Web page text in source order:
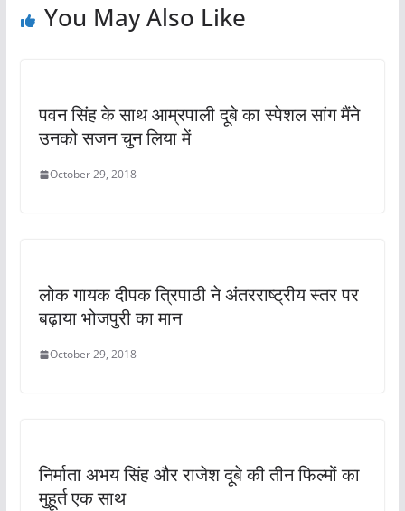
You May Also Like
पवन सिंह के साथ आम्रपाली दूबे का स्पेशल सांग मैंने
उनको सजन चुन लिया में
October 29, 2018
लोक गायक दीपक त्रिपाठी ने अंतरराष्ट्रीय स्तर पर
बढ़ाया भोजपुरी का मान
October 29, 2018
निर्माता अभय सिंह और राजेश दूबे की तीन फिल्मों का
मुहूर्त एक साथ